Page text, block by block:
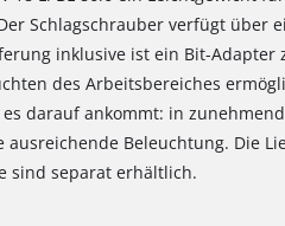
Schlagschrauber verfügt über
inklusive ist ein Bit-Adapter
des Arbeitsbereiches
darauf ankommt: in
ausreichende Beleuchtung. Die
sind separat erhältlich.